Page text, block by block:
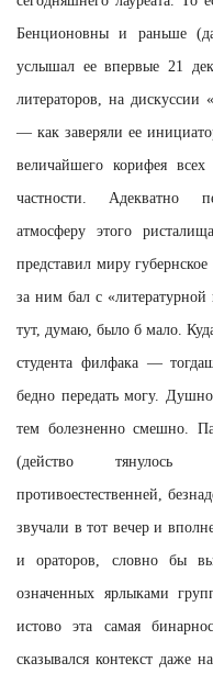
Бенционовны и раньше
услышал ее впервые 21
литераторов, на
— как заверяли ее
величайшего корифея
частности. Адекватно
атмосферу этого
представил миру
за ним бал с
тут, думаю, было б мало.
студента филфака —
бедно передать могу.
тем болезненно смешно.
(действо тянулось
противоестественней,
звучали в тот вечер и
и ораторов, словно бы
означенных ярлыками
истово эта самая
сказывался контекст даже